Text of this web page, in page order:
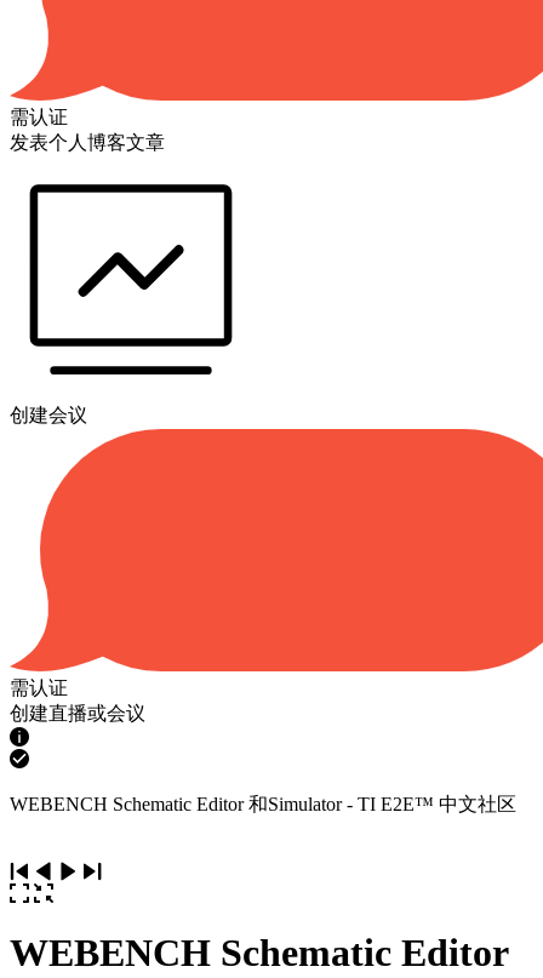
需认证
发表个人博客文章
创建会议
需认证
创建直播或会议
WEBENCH Schematic Editor 和Simulator - TI E2E™ 中文社区
WEBENCH Schematic Editor